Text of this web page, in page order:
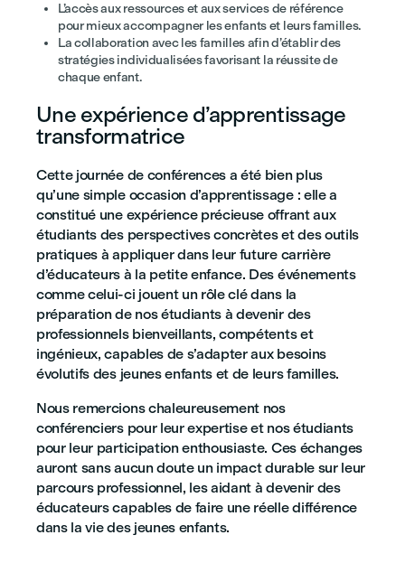
L’accès aux ressources et aux services de référence
pour mieux accompagner les enfants et leurs familles.
La collaboration avec les familles afin d’établir des
stratégies individualisées favorisant la réussite de
chaque enfant.
Une expérience d’apprentissage
transformatrice
Cette journée de conférences a été bien plus
qu’une simple occasion d’apprentissage : elle a
constitué une expérience précieuse offrant aux
étudiants des perspectives concrètes et des outils
pratiques à appliquer dans leur future carrière
d’éducateurs à la petite enfance. Des événements
comme celui-ci jouent un rôle clé dans la
préparation de nos étudiants à devenir des
professionnels bienveillants, compétents et
ingénieux, capables de s’adapter aux besoins
évolutifs des jeunes enfants et de leurs familles.
Nous remercions chaleureusement nos
conférenciers pour leur expertise et nos étudiants
pour leur participation enthousiaste. Ces échanges
auront sans aucun doute un impact durable sur leur
parcours professionnel, les aidant à devenir des
éducateurs capables de faire une réelle différence
dans la vie des jeunes enfants.